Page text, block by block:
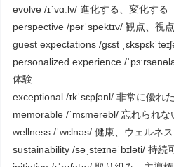
evolve /ɪˈvɑːlv/ 進化する、変化する
perspective /pərˈspektɪv/ 観点、視点
guest expectations /ɡɛst
personalized experience /
体験
exceptional /ɪkˈsɛpʃənl/ 非常に優れ
memorable /ˈmɛmərəbl/ 忘れられな
wellness /ˈwɛlnəs/ 健康、ウェルネス
sustainability /səˌsteɪnəˈbɪləti/ 持続